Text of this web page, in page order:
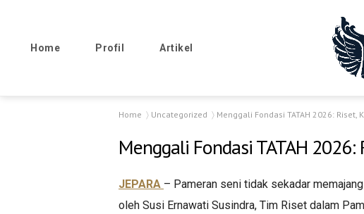
Home Profil Artikel
Home Uncategorized Menggali Fondasi TATAH 2026:
Menggali Fondasi TATAH
JEPARA – Pameran seni tidak sekadar
oleh Susi Ernawati Susindra, Tim Riset dalam